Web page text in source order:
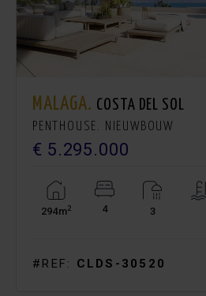
MALAGA. COSTA DEL SOL
PENTHOUSE. NIEUWBOUW
€ 5.295.000
294m2 4 3
#REF: CLDS-30520